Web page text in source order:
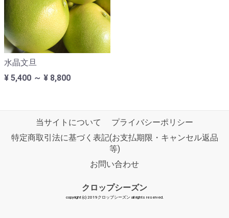
水晶文旦
¥ 5,400 ～ ¥ 8,800
当サイトについて
プライバシーポリシー
特定商取引法に基づく表記(お支払期限・キャンセル返品
等)
お問い合わせ
クロップシーズン
copyright (c) 2019クロップシーズン all rights reserved.